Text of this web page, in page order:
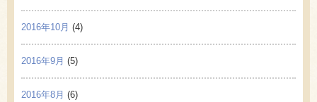
2016年10月 (4)
2016年9月 (5)
2016年8月 (6)